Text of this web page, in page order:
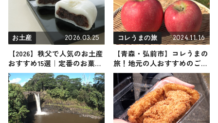
お土産 2026.03.25
【2026】秩父で人気のお土産
おすすめ15選｜定番のお菓子
からかわいいお土産・ばらま
き用まで幅広く紹介
コレうまの旅 2024.11.16
【青森・弘前市】コレうまの
旅！地元の人おすすめのご当
地名物グルメ3選 2024年11月
16日放送